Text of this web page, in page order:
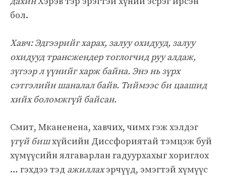
бол.
Хавч: Эдгээрийг харах, залуу охидууд, залуу
охидууд трансжендер тоглогчид руу алдаж,
зүгээр л үүнийг харж байна. Энэ нь зүрх
сэтгэлийн шаналал байв. Тиймээс би цаашид
хийх боломжгүй байсан.
Смит, Мканенена, хавчих, чимх гэж хэлдэг
үгүй бишхүйсийн Диссфориятай тэмцэж буй
хүмүүсийн ялгаварлан гадуурхахыг хориглох
… гэхдээ тэд ажиллахэрчүүд, эмэгтэй хүмүүс